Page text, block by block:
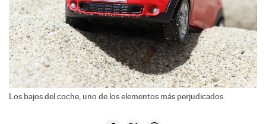
Los bajos del coche, uno de los elementos más perjudicados.